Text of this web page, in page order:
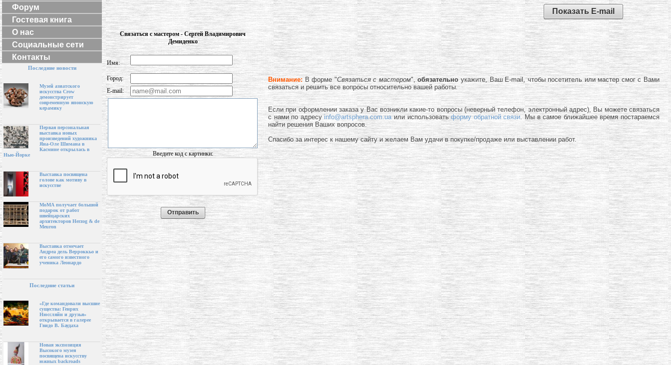
Форум
Гостевая книга
О нас
Социальные сети
Контакты
Последние новости
Музей азиатского
искусства Crow
демонстрирует
современную японскую
керамику
Первая персональная
выставка новых
произведений художника
Яна-Оле Шимана в
Касмине открылась в
Нью-Йорке
Выставка посвящена
голове как мотиву в
искусстве
МоМА получает большой
подарок от работ
швейцарских
архитекторов Herzog & de
Meuron
Выставка отмечает
Андреа дель Верроккьо и
его самого известного
ученика Леонардо
Последние статьи
«Где командовали высшие
существа: Генрих
Нюссляйн и друзья»
открывается в галерее
Гвидо В. Баудаха
Новая экспозиция
Высокого музея
посвящена искусству
южных backroads
Показать E-mail
Связаться с мастером - Сергей Владимирович
Демиденко
Внимание:В форме "Связаться с мастером",обязательноукажите, Ваш E-mail, чтобы посетитель или мастер смог с Вами
связаться и решить все вопросы относительно вашей работы.
Если при оформлении заказа у Вас возникли какие-то вопросы (неверный телефон, электронный адрес), Вы можете связаться
с нами по адресуinfo@artsphera.com.uaили использоватьформу обратной связи. Мы в самое ближайшее время постараемся
найти решения Ваших вопросов.
Спасибо за интерес к нашему сайту и желаем Вам удачи в покупке/продаже или выставлении работ.
Имя:
Город:
E-mail:
Введите код с картинки: